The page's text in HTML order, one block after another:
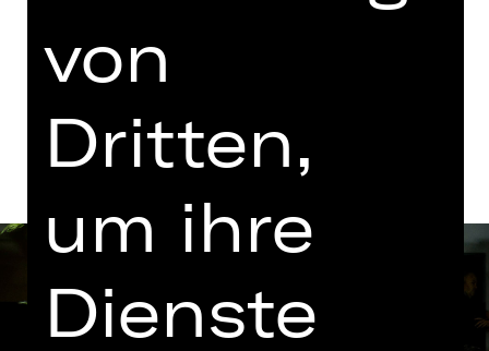
von
Dritten,
um ihre
Dienste